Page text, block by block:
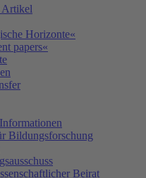
Artikel
Horizonte«
papers«
Bildungsforschung
Beirat